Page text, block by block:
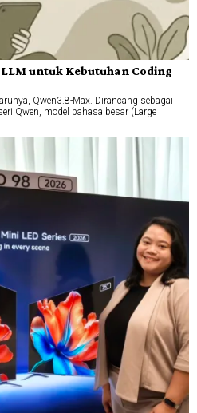
untuk Kebutuhan Coding
Qwen3.8-Max. Dirancang sebagai
Qwen, model bahasa besar (Large